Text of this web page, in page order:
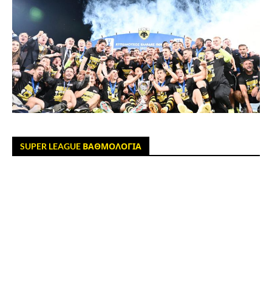
SUPER LEAGUE ΒΑΘΜΟΛΟΓΙΑ